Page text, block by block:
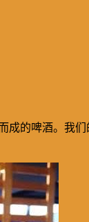
成的啤酒。我